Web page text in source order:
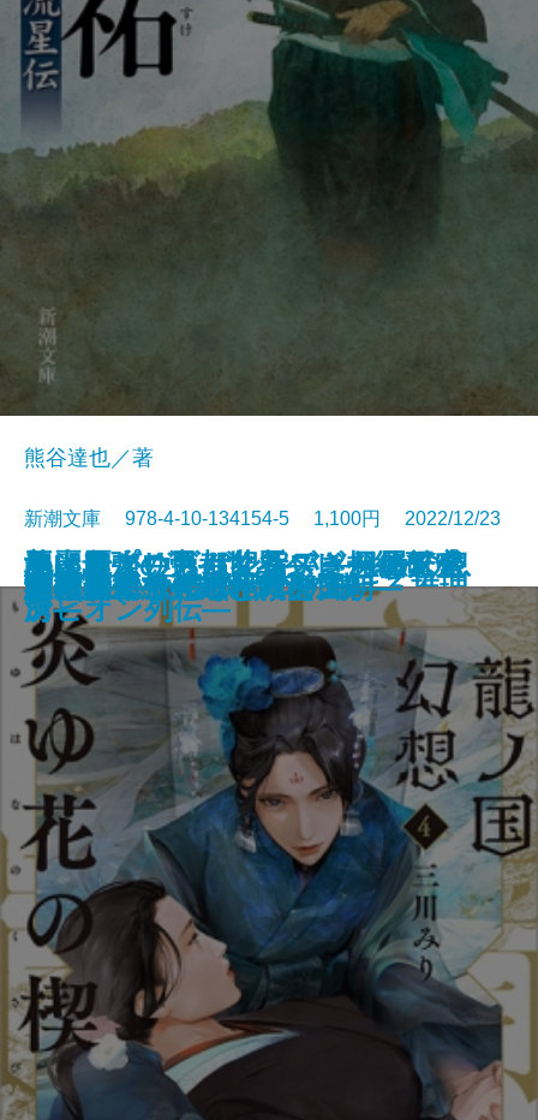
罪の壁
ネイティヴ・サン―アメリカの息
子―
チーズ屋マージュのとろける推理
首里の馬
犬も食わない
まぼろしの城
魚は粗がいちばん旨い―粗屋繁盛
記―
モナドの領域
すばらしい暗闇世界
我は景祐―幕末仙台流星伝―
熊谷達也／著
新潮文庫 978-4-10-134154-5 1,100円 2022/12/23
龍ノ国幻想4 炎ゆ花の楔
悪い麗人―帝都マユズミ探偵研究
所―
美麗島プリズム紀行―きらめく台
湾―
継体天皇―分断された王朝―
月桃夜
約束の果て―黒と紫の国―
ザ・ロイヤルファミリー
地上最強の男―世界ヘビー級チャ
ンピオン列伝―
いちねんかん
冬の霧―へんろ宿 巻二―